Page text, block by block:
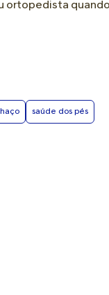
ortopedista
saúde dos pés